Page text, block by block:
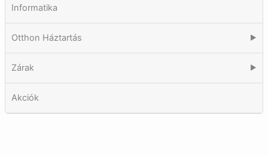
Informatika
Otthon Háztartás ▶
Zárak ▶
Akciók